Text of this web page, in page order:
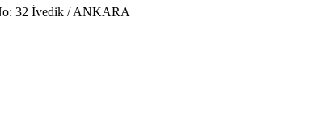
32 İvedik / ANKARA